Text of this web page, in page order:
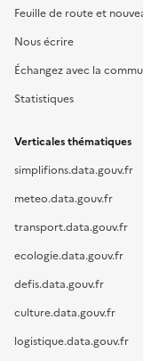
Feuille de route et
Nous écrire
Échangez avec la
Statistiques
Verticales thématiques
simplifions.data.gouv.fr
meteo.data.gouv.fr
transport.data.gouv.fr
ecologie.data.gouv.fr
defis.data.gouv.fr
culture.data.gouv.fr
logistique.data.gouv.fr